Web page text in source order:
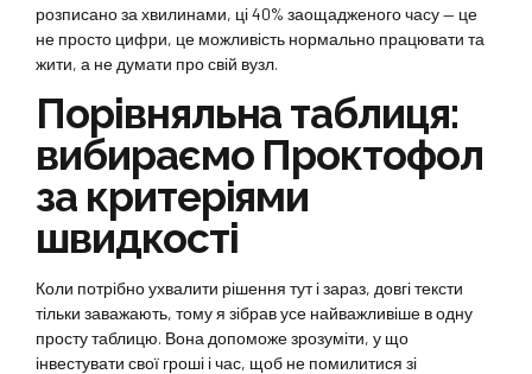
розписано за хвилинами, ці 40% заощадженого часу — це
не просто цифри, це можливість нормально працювати та
жити, а не думати про свій вузл.
Порівняльна таблиця:
вибираємо Проктофол
за критеріями
швидкості
Коли потрібно ухвалити рішення тут і зараз, довгі тексти
тільки заважають, тому я зібрав усе найважливіше в одну
просту таблицю. Вона допоможе зрозуміти, у що
інвестувати свої гроші і час, щоб не помилитися зі